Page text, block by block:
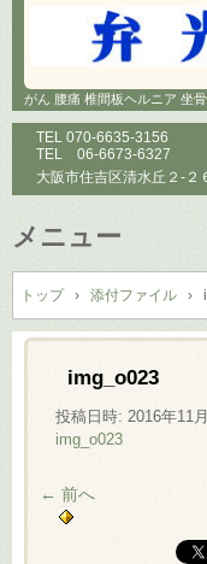
がん 腰痛 椎間板ヘルニア 坐
TEL 070-6635-3156
TEL 06-6673-6327
大阪市住吉区清水丘２-２
メニュー
コ
ン
テ
ン
トップ › 添付ファイル ›
img_o023
投稿日時: 2016年11
img_o023
← 前へ